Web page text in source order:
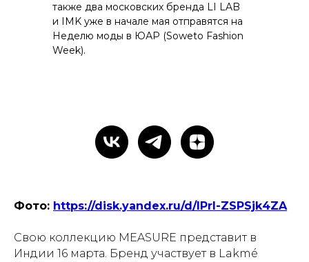
также два московских бренда LI LAB
и IMK уже в начале мая отправятся на
Неделю моды в ЮАР (Soweto Fashion
Week).
Фото: https://disk.yandex.ru/d/IPrI-ZSPSjk4ZA
Свою коллекцию MEASURE представит в
Индии 16 марта. Бренд участвует в Lakmé